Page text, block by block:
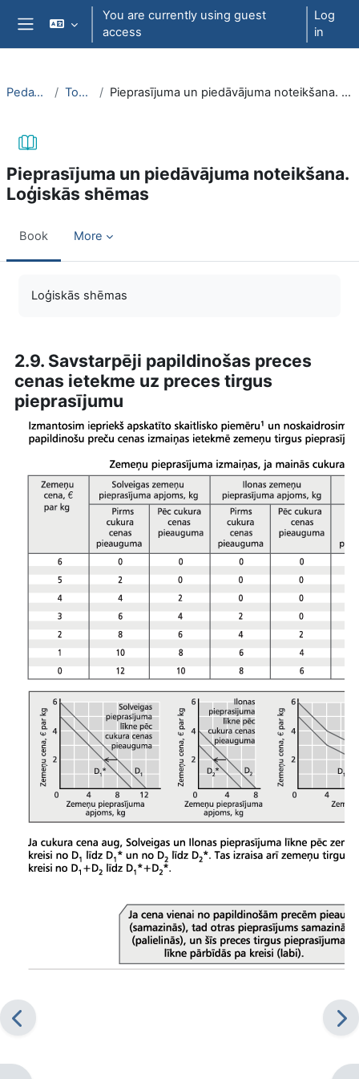
Skip to main content
You are currently using guest
access
Log
in
PedaT038 Topic 8 Pieprasījuma un piedāvājuma noteikšana. Loģiskās shēmas
Pieprasījuma un piedāvājuma noteikšana.
Loģiskās shēmas
Book More
Loģiskās shēmas
2.9. Savstarpēji papildinošas preces
cenas ietekme uz preces tirgus
pieprasījumu